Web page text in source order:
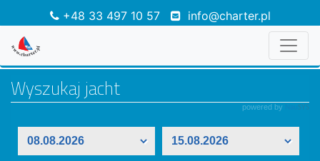
+48 33 497 10 57 info@charter.pl